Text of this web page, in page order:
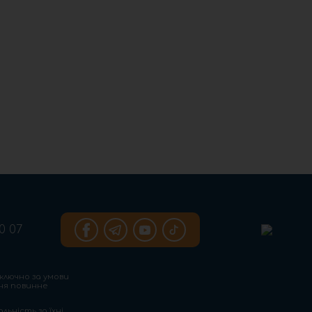
07
за умови
повинне